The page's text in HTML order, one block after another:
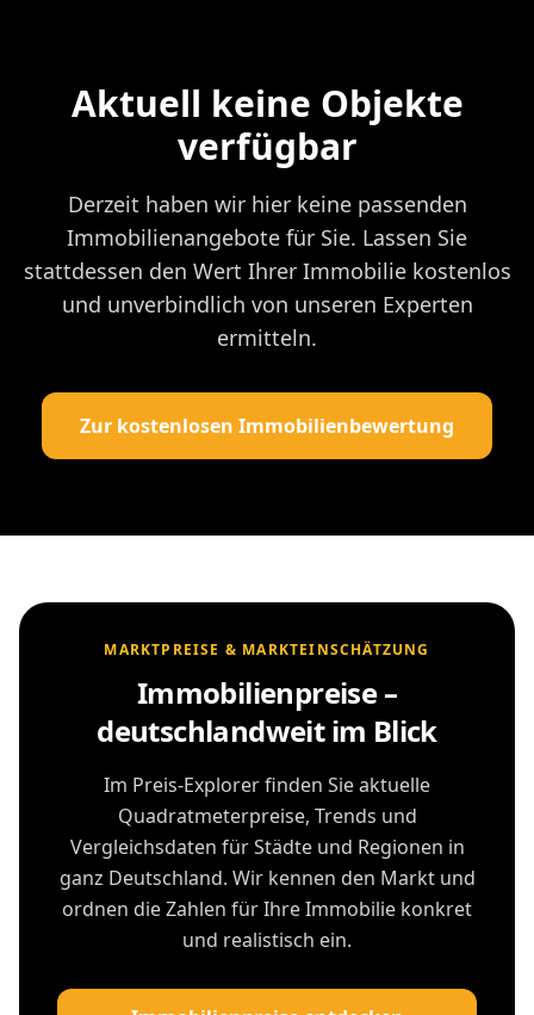
Aktuell keine Objekte
verfügbar
Derzeit haben wir hier keine passenden
Immobilienangebote für Sie. Lassen Sie
stattdessen den Wert Ihrer Immobilie kostenlos
und unverbindlich von unseren Experten
ermitteln.
Zur kostenlosen Immobilienbewertung
MARKTPREISE & MARKTEINSCHÄTZUNG
Immobilienpreise –
deutschlandweit im Blick
Im Preis-Explorer finden Sie aktuelle
Quadratmeterpreise, Trends und
Vergleichsdaten für Städte und Regionen in
ganz Deutschland. Wir kennen den Markt und
ordnen die Zahlen für Ihre Immobilie konkret
und realistisch ein.